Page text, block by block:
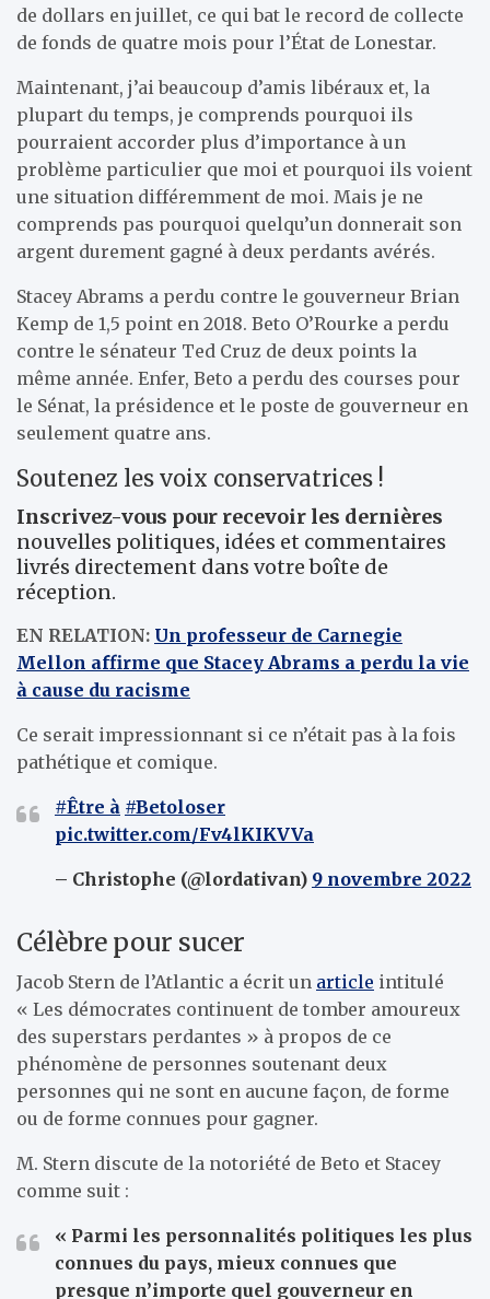
de dollars en juillet, ce qui bat le record de collecte
de fonds de quatre mois pour l’État de Lonestar.
Maintenant, j’ai beaucoup d’amis libéraux et, la
plupart du temps, je comprends pourquoi ils
pourraient accorder plus d’importance à un
problème particulier que moi et pourquoi ils voient
une situation différemment de moi. Mais je ne
comprends pas pourquoi quelqu’un donnerait son
argent durement gagné à deux perdants avérés.
Stacey Abrams a perdu contre le gouverneur Brian
Kemp de 1,5 point en 2018. Beto O’Rourke a perdu
contre le sénateur Ted Cruz de deux points la
même année. Enfer, Beto a perdu des courses pour
le Sénat, la présidence et le poste de gouverneur en
seulement quatre ans.
Soutenez les voix conservatrices !
Inscrivez-vous pour recevoir les dernières
nouvelles politiques, idées et commentaires
livrés directement dans votre boîte de
réception.
EN RELATION: Un professeur de Carnegie
Mellon affirme que Stacey Abrams a perdu la vie
à cause du racisme
Ce serait impressionnant si ce n’était pas à la fois
pathétique et comique.
#Être à #Betoloser
pic.twitter.com/Fv4lKIKVVa
– Christophe (@lordativan) 9 novembre 2022
Célèbre pour sucer
Jacob Stern de l’Atlantic a écrit un article intitulé
« Les démocrates continuent de tomber amoureux
des superstars perdantes » à propos de ce
phénomène de personnes soutenant deux
personnes qui ne sont en aucune façon, de forme
ou de forme connues pour gagner.
M. Stern discute de la notoriété de Beto et Stacey
comme suit :
« Parmi les personnalités politiques les plus
connues du pays, mieux connues que
presque n’importe quel gouverneur en